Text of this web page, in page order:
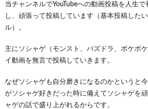
当チャンネルでYouTubeへの動画投稿を人生
し、頑張って投稿しています（基本投稿した
ル）。
主にソシャゲ（モンスト、パズドラ、ポケポ
イ動画を無言で投稿していきます。
なぜソシャゲも自分磨きになるのかというと
がソシャゲ好きだった時に備えてソシャゲを
ャゲの話で盛り上がれるからです。